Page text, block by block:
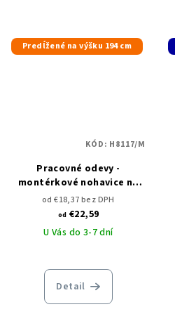
Predĺžené na výšku 194 cm
Pracovné odevy -
montérkové nohavice na
traky ARDON COOL TREND
predĺžené
od €18,37 bez DPH
od €22,59
U Vás do 3-7 dní
Detail
KÓD: H8117/M